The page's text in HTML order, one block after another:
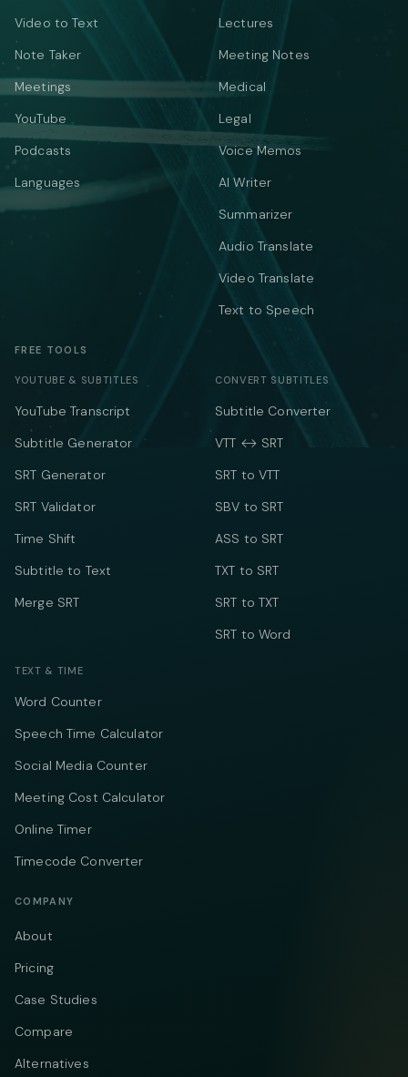
Video to Text
Note Taker
Meetings
YouTube
Podcasts
Languages
Lectures
Meeting Notes
Medical
Legal
Voice Memos
AI Writer
Summarizer
Audio Translate
Video Translate
Text to Speech
FREE TOOLS
YOUTUBE & SUBTITLES
YouTube Transcript
Subtitle Generator
SRT Generator
SRT Validator
Time Shift
Subtitle to Text
Merge SRT
CONVERT SUBTITLES
Subtitle Converter
VTT ↔ SRT
SRT to VTT
SBV to SRT
ASS to SRT
TXT to SRT
SRT to TXT
SRT to Word
TEXT & TIME
Word Counter
Speech Time Calculator
Social Media Counter
Meeting Cost Calculator
Online Timer
Timecode Converter
COMPANY
About
Pricing
Case Studies
Compare
Alternatives